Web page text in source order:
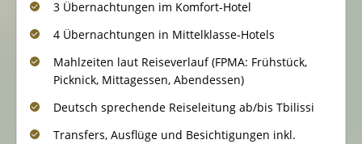
3 Übernachtungen im Komfort-Hotel
4 Übernachtungen in Mittelklasse-Hotels
Mahlzeiten laut Reiseverlauf (FPMA: Frühstück,
Picknick, Mittagessen, Abendessen)
Deutsch sprechende Reiseleitung ab/bis Tbilissi
Transfers, Ausflüge und Besichtigungen inkl.